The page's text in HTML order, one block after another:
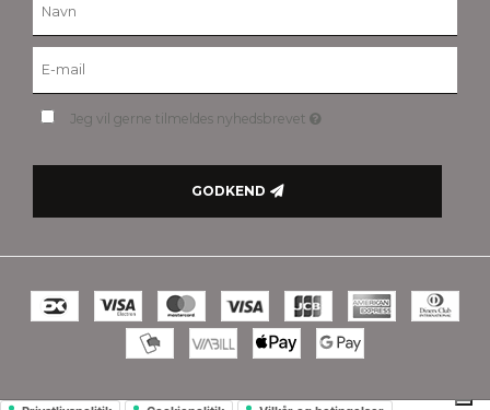
Jeg vil gerne tilmeldes nyhedsbrevet
GODKEND